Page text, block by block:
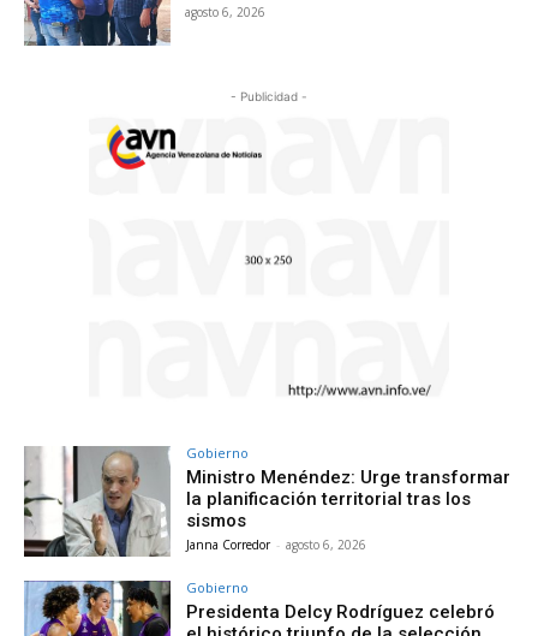
agosto 6, 2026
- Publicidad -
Gobierno
Ministro Menéndez: Urge transformar
la planificación territorial tras los
sismos
Janna Corredor - agosto 6, 2026
Gobierno
Presidenta Delcy Rodríguez celebró